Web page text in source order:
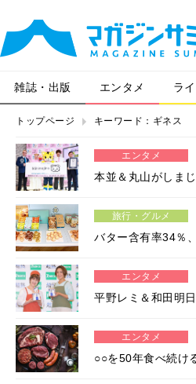
雑誌・出版 エンタメ ラ
トップページ キーワード：ギネス
エンタメ
本並＆丸山がしま
旅行・グルメ
バター含有率34％
エンタメ
平野レミ＆和田明
エンタメ
○○を50年食べ続け